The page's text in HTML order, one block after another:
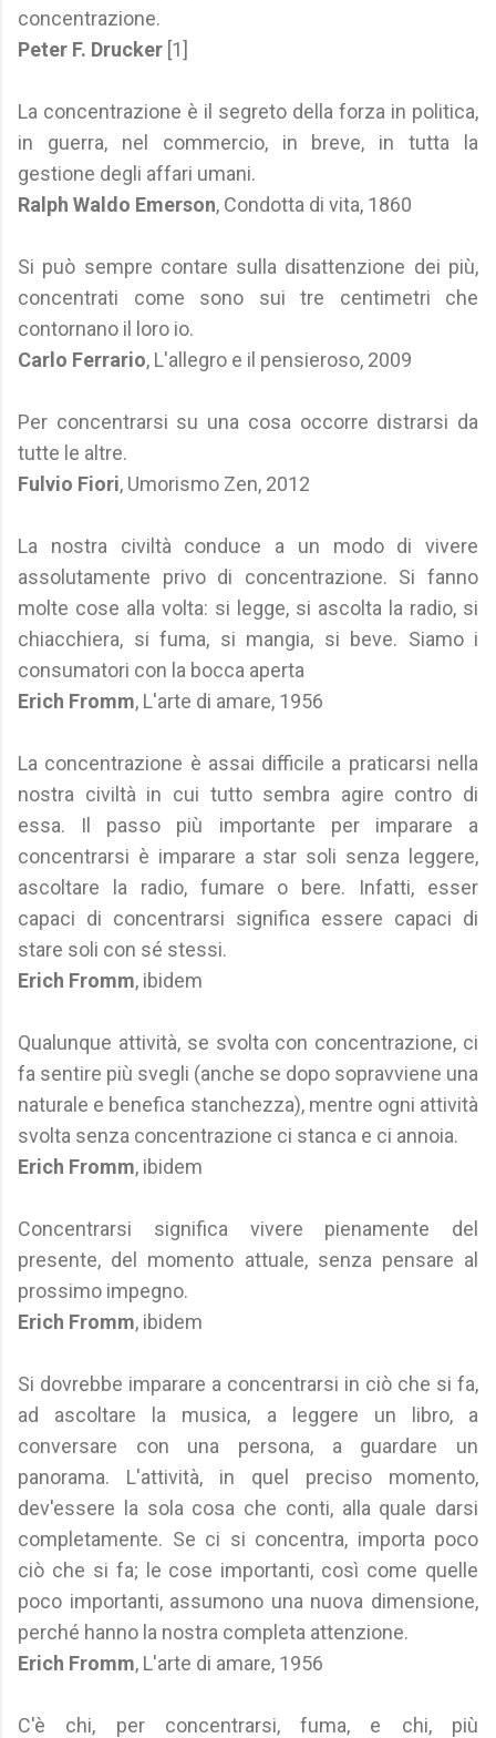
concentrazione.
Peter F. Drucker [1]
La concentrazione è il segreto della forza in politica,
in guerra, nel commercio, in breve, in tutta la
gestione degli affari umani.
Ralph Waldo Emerson, Condotta di vita, 1860
Si può sempre contare sulla disattenzione dei più,
concentrati come sono sui tre centimetri che
contornano il loro io.
Carlo Ferrario, L'allegro e il pensieroso, 2009
Per concentrarsi su una cosa occorre distrarsi da
tutte le altre.
Fulvio Fiori, Umorismo Zen, 2012
La nostra civiltà conduce a un modo di vivere
assolutamente privo di concentrazione. Si fanno
molte cose alla volta: si legge, si ascolta la radio, si
chiacchiera, si fuma, si mangia, si beve. Siamo i
consumatori con la bocca aperta
Erich Fromm, L'arte di amare, 1956
La concentrazione è assai difficile a praticarsi nella
nostra civiltà in cui tutto sembra agire contro di
essa. Il passo più importante per imparare a
concentrarsi è imparare a star soli senza leggere,
ascoltare la radio, fumare o bere. Infatti, esser
capaci di concentrarsi significa essere capaci di
stare soli con sé stessi.
Erich Fromm, ibidem
Qualunque attività, se svolta con concentrazione, ci
fa sentire più svegli (anche se dopo sopravviene una
naturale e benefica stanchezza), mentre ogni attività
svolta senza concentrazione ci stanca e ci annoia.
Erich Fromm, ibidem
Concentrarsi significa vivere pienamente del
presente, del momento attuale, senza pensare al
prossimo impegno.
Erich Fromm, ibidem
Si dovrebbe imparare a concentrarsi in ciò che si fa,
ad ascoltare la musica, a leggere un libro, a
conversare con una persona, a guardare un
panorama. L'attività, in quel preciso momento,
dev'essere la sola cosa che conti, alla quale darsi
completamente. Se ci si concentra, importa poco
ciò che si fa; le cose importanti, così come quelle
poco importanti, assumono una nuova dimensione,
perché hanno la nostra completa attenzione.
Erich Fromm, L'arte di amare, 1956
C'è chi, per concentrarsi, fuma, e chi, più